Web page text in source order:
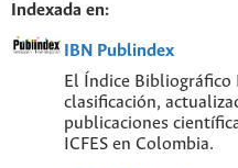
Indexada en:
IBN Publindex
El Índice
clasificación,
publicaciones
ICFES en Colombia.